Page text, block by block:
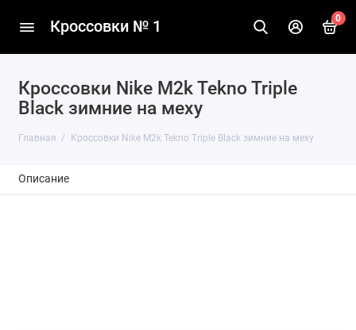
Кроссовки № 1 0
Кроссовки Nike M2k Tekno Triple
Black зимние на меху
Главная Кроссовки Nike M2k Tekno Triple Black зимние на меху
Описание